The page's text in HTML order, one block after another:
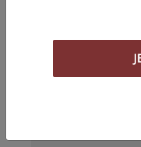
une
qualité
l’argent,